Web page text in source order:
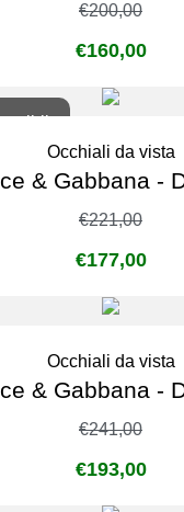
€200,00
€160,00
Occhiali da vista
& Gabbana -
€221,00
€177,00
Occhiali da vista
& Gabbana -
€241,00
€193,00